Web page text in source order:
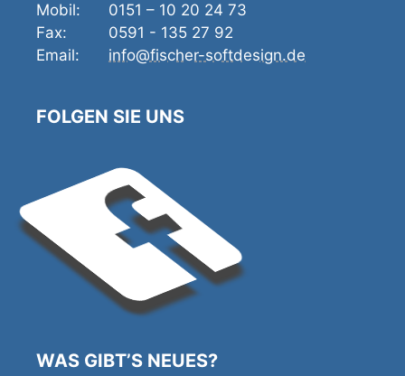
Mobil:
0151 – 10 20 24 73
Fax:
0591 - 135 27 92
Email:
info@fischer-softdesign.de
FOLGEN SIE UNS
WAS GIBT’S NEUES?